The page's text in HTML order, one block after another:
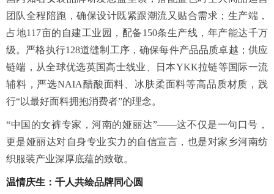
团队全程陪跑，确保设计既紧跟潮流又贴合需求；生产端，
占地117亩的自建工业园，配备150条生产线，年产能达千万
级。严格执行128道缝制工序，确保每件产品品质卓越；供应
链端，从全球优选英国高士线业、日本YKK拉链等国际一流
辅料，严选NAIA醋酸面料、冰肤柔面料等高品质材质，践
行“以最好面料拥抱消费者”的理念。
“中国的女裤专家，河南的娅丽达”——这不仅是一句口号，
更是娅丽达对自身专业实力的自信宣言，也是对家乡河南纺
织服装产业深厚底蕴的致敬。
温情庆生：千人共绘品牌同心圆